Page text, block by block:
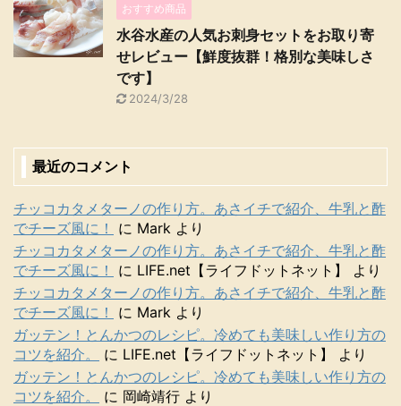
おすすめ商品
水谷水産の人気お刺身セットをお取り寄
せレビュー【鮮度抜群！格別な美味しさ
です】
2024/3/28
最近のコメント
チッコカタメターノの作り方。あさイチで紹介、牛乳と酢
でチーズ風に！
に Mark より
チッコカタメターノの作り方。あさイチで紹介、牛乳と酢
でチーズ風に！
に LIFE.net【ライフドットネット】
より
チッコカタメターノの作り方。あさイチで紹介、牛乳と酢
でチーズ風に！
に Mark より
ガッテン！とんかつのレシピ。冷めても美味しい作り方の
コツを紹介。
に LIFE.net【ライフドットネット】
より
ガッテン！とんかつのレシピ。冷めても美味しい作り方の
コツを紹介。
に 岡崎靖行 より